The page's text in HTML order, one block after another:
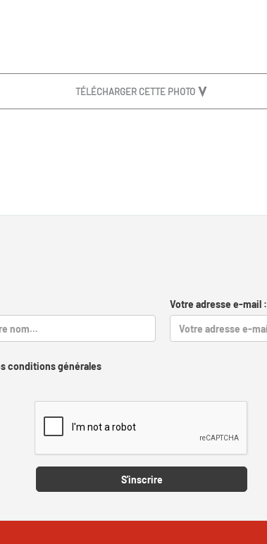
TÉLÉCHARGER CETTE PHOTO
Votre adresse e-mail :
conditions générales
S'inscrire